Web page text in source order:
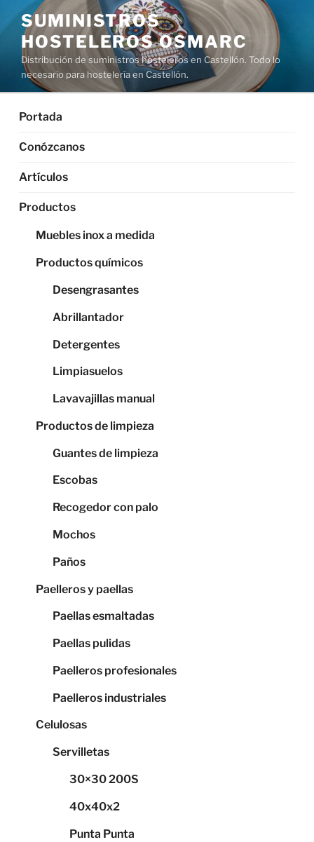
Saltar
al
contenido
SUMINISTROS
HOSTELEROS OSMARC
Distribución de suministros hosteleros en Castellón. Todo lo
necesario para hostelería en Castellón.
Portada
Conózcanos
Artículos
Productos
Muebles inox a medida
Productos químicos
Desengrasantes
Abrillantador
Detergentes
Limpiasuelos
Lavavajillas manual
Productos de limpieza
Guantes de limpieza
Escobas
Recogedor con palo
Mochos
Paños
Paelleros y paellas
Paellas esmaltadas
Paellas pulidas
Paelleros profesionales
Paelleros industriales
Celulosas
Servilletas
30×30 200S
40x40x2
Punta Punta